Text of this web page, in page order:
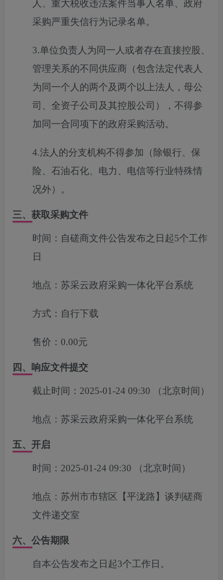
人、重大税收违法案件当事人名单、政府
采购严重失信行为记录名单。
3.单位负责人为同一人或者存在直接控股、
管理关系的不同供应商（包含法定代表人
为同一个人的两个及两个以上法人，母公
司、全资子公司及其控股公司），不得参
加同一合同项下的政府采购活动。
4.法人的分支机构不得参加（除银行、保
险、石油石化、电力、电信等行业特殊情
况外）。
三、获取采购文件
时间： 自磋商文件公告发布之日起5个工作
日
地点： 苏采云政府采购一体化平台系统
方式： 自行下载
售价： 0.00元
四、响应文件提交
截止时间： 2025-01-24 09:30 （北京时间）
地点： 苏采云政府采购一体化平台系统
五、开启
时间： 2025-01-24 09:30 （北京时间）
地点： 苏州市市辖区【平泷路】谈判磋商
文件递交室
六、公告期限
自本公告发布之日起3个工作日。